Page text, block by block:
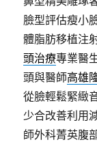
臉型評估瘦小
體脂肪移植注
頭治療專業醫
頭與醫師高雄
從臉輕鬆緊緻
少合改善利用
師外科菁英腹